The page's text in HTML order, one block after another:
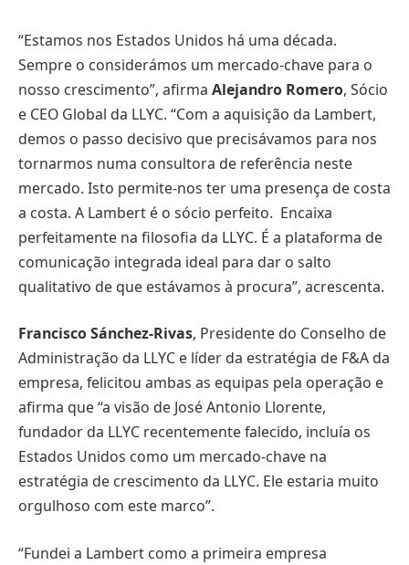
“Estamos nos Estados Unidos há uma década.
Sempre o considerámos um mercado-chave para o
nosso crescimento”, afirma Alejandro Romero, Sócio
e CEO Global da LLYC. “Com a aquisição da Lambert,
demos o passo decisivo que precisávamos para nos
tornarmos numa consultora de referência neste
mercado. Isto permite-nos ter uma presença de costa
a costa. A Lambert é o sócio perfeito. Encaixa
perfeitamente na filosofia da LLYC. É a plataforma de
comunicação integrada ideal para dar o salto
qualitativo de que estávamos à procura”, acrescenta.
Francisco Sánchez-Rivas, Presidente do Conselho de
Administração da LLYC e líder da estratégia de F&A da
empresa, felicitou ambas as equipas pela operação e
afirma que “a visão de José Antonio Llorente,
fundador da LLYC recentemente falecido, incluía os
Estados Unidos como um mercado-chave na
estratégia de crescimento da LLYC. Ele estaria muito
orgulhoso com este marco”.
“Fundei a Lambert como a primeira empresa